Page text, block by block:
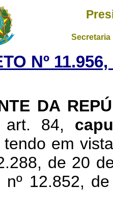
Nº
DA
art. 84,
tendo em
de 20
nº 12.852,